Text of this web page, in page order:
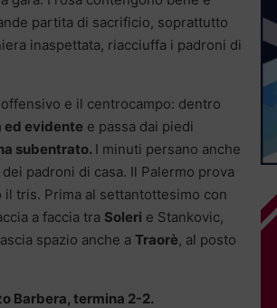
partita di sacrificio, soprattutto
inaspettata, riacciuffa i padroni di
e il centrocampo: dentro
ed evidente e passa dai piedi
subentrato. I minuti persano anche
padroni di casa. Il Palermo prova
tris. Prima al settantottesimo con
a faccia tra Soleri e Stankovic,
spazio anche a Traorè, al posto
Barbera, termina 2-2.